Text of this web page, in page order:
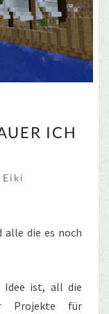
ICH
Eiki
die es noch
Idee ist, all die
Projekte für